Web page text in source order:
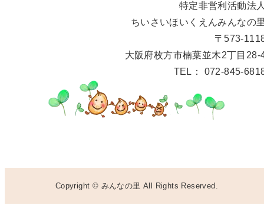
特定非営利活動法
ちいさいほいくえんみんなの
〒573-
大阪府枚方市楠葉並木2丁目28-
TEL： 072-845-
Copyright © みんなの里 All Rights Reserved.